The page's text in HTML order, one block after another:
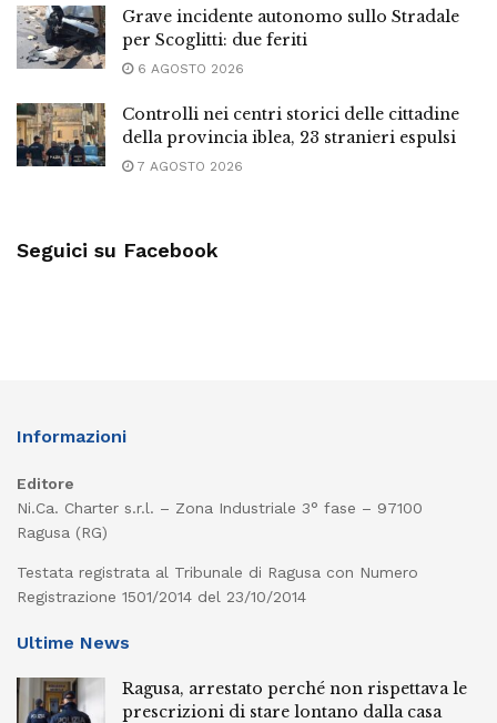
Grave incidente autonomo sullo Stradale
per Scoglitti: due feriti
6 AGOSTO 2026
Controlli nei centri storici delle cittadine
della provincia iblea, 23 stranieri espulsi
7 AGOSTO 2026
Seguici su Facebook
Informazioni
Editore
Ni.Ca. Charter s.r.l. – Zona Industriale 3° fase – 97100
Ragusa (RG)
Testata registrata al Tribunale di Ragusa con Numero
Registrazione 1501/2014 del 23/10/2014
Ultime News
Ragusa, arrestato perché non rispettava le
prescrizioni di stare lontano dalla casa